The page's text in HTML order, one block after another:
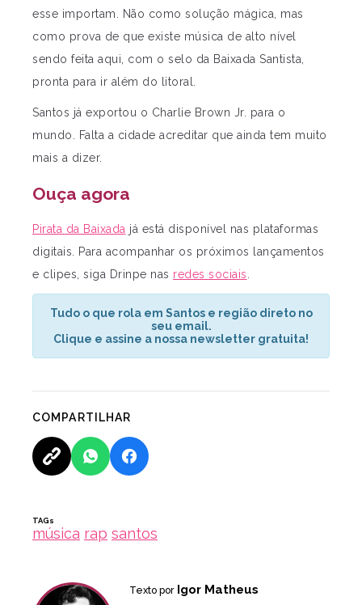
esse importam. Não como solução mágica, mas
como prova de que existe música de alto nível
sendo feita aqui, com o selo da Baixada Santista,
pronta para ir além do litoral.
Santos já exportou o Charlie Brown Jr. para o
mundo. Falta a cidade acreditar que ainda tem muito
mais a dizer.
Ouça agora
Pirata da Baixada já está disponível nas plataformas
digitais. Para acompanhar os próximos lançamentos
e clipes, siga Drinpe nas redes sociais
Tudo o que rola em Santos e região direto no
seu email.
Clique e assine a nossa newsletter gratuita!
COMPARTILHAR
TAGs
música rap santos
Texto por Igor Matheus